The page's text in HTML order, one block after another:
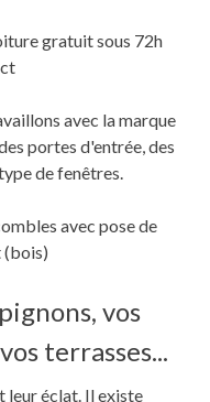
gratuit sous 72h
avec la marque
portes d'entrée, des
de fenêtres.
avec pose de
vos
terrasses...
leur éclat. Il existe